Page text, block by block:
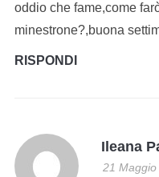
oddio che fame,come
minestrone?,buona
RISPONDI
Ileana
21